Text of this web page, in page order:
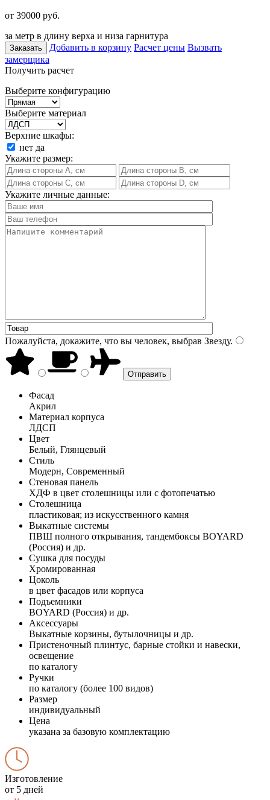
от 39000 руб.
за метр в длину верха и низа гарнитура
Заказать Добавить в корзину Расчет цены Вызвать
замерщика
Получить расчет
Выберите конфигурацию
Выберите материал
Верхние шкафы:
нет да
Укажите размер:
Укажите личные данные:
Пожалуйста, докажите, что вы человек, выбрав Звезду.
Фасад
Акрил
Материал корпуса
ЛДСП
Цвет
Белый, Глянцевый
Стиль
Модерн, Современный
Стеновая панель
ХДФ в цвет столешницы или с фотопечатью
Столешница
пластиковая; из искусственного камня
Выкатные системы
ПВШ полного открывания, тандембоксы BOYARD
(Россия) и др.
Сушка для посуды
Хромированная
Цоколь
в цвет фасадов или корпуса
Подъемники
BOYARD (Россия) и др.
Аксессуары
Выкатные корзины, бутылочницы и др.
Пристеночный плинтус, барные стойки и навески,
освещение
по каталогу
Ручки
по каталогу (более 100 видов)
Размер
индивидуальный
Цена
указана за базовую комплектацию
Изготовление
от 5 дней